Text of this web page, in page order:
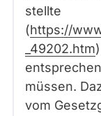
stellte
(https://
_49202.htm
müssen.
vom